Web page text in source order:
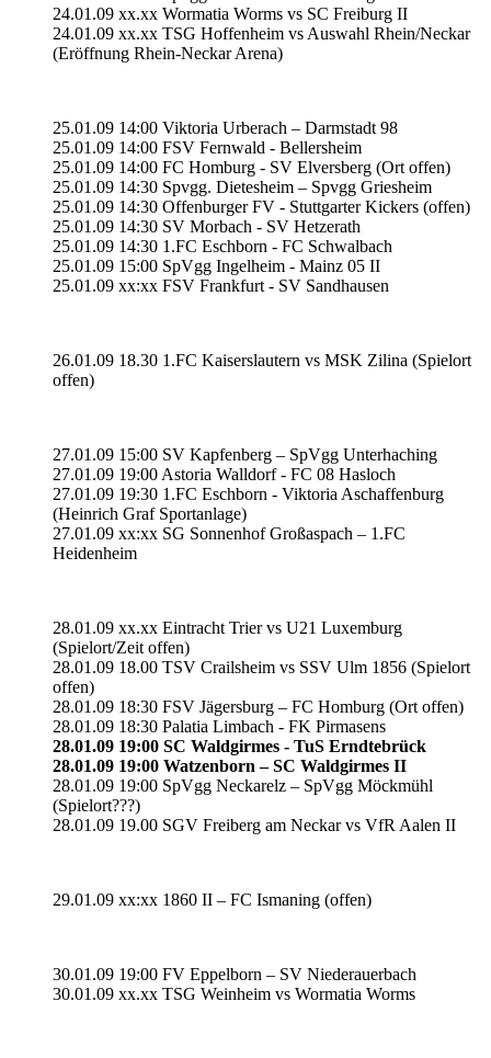
24.01.09 xx.xx Wormatia Worms vs SC Freiburg II
24.01.09 xx.xx TSG Hoffenheim vs Auswahl Rhein/Neckar
(Eröffnung Rhein-Neckar Arena)
25.01.09 14:00 Viktoria Urberach – Darmstadt 98
25.01.09 14:00 FSV Fernwald - Bellersheim
25.01.09 14:00 FC Homburg - SV Elversberg (Ort offen)
25.01.09 14:30 Spvgg. Dietesheim – Spvgg Griesheim
25.01.09 14:30 Offenburger FV - Stuttgarter Kickers (offen)
25.01.09 14:30 SV Morbach - SV Hetzerath
25.01.09 14:30 1.FC Eschborn - FC Schwalbach
25.01.09 15:00 SpVgg Ingelheim - Mainz 05 II
25.01.09 xx:xx FSV Frankfurt - SV Sandhausen
26.01.09 18.30 1.FC Kaiserslautern vs MSK Zilina (Spielort
offen)
27.01.09 15:00 SV Kapfenberg – SpVgg Unterhaching
27.01.09 19:00 Astoria Walldorf - FC 08 Hasloch
27.01.09 19:30 1.FC Eschborn - Viktoria Aschaffenburg
(Heinrich Graf Sportanlage)
27.01.09 xx:xx SG Sonnenhof Großaspach – 1.FC
Heidenheim
28.01.09 xx.xx Eintracht Trier vs U21 Luxemburg
(Spielort/Zeit offen)
28.01.09 18.00 TSV Crailsheim vs SSV Ulm 1856 (Spielort
offen)
28.01.09 18:30 FSV Jägersburg – FC Homburg (Ort offen)
28.01.09 18:30 Palatia Limbach - FK Pirmasens
28.01.09 19:00 SC Waldgirmes - TuS Erndtebrück
28.01.09 19:00 Watzenborn – SC Waldgirmes II
28.01.09 19:00 SpVgg Neckarelz – SpVgg Möckmühl
(Spielort???)
28.01.09 19.00 SGV Freiberg am Neckar vs VfR Aalen II
29.01.09 xx:xx 1860 II – FC Ismaning (offen)
30.01.09 19:00 FV Eppelborn – SV Niederauerbach
30.01.09 xx.xx TSG Weinheim vs Wormatia Worms